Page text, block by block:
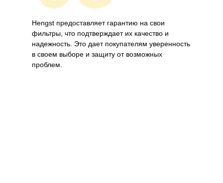
Hengst предоставляет гарантию на свои
фильтры, что подтверждает их качество и
надежность. Это дает покупателям уверенность
в своем выборе и защиту от возможных
проблем.